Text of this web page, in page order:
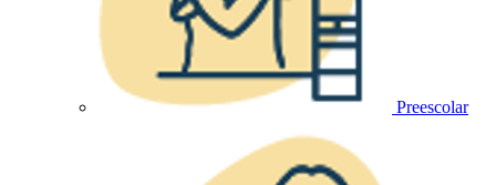
Preescolar